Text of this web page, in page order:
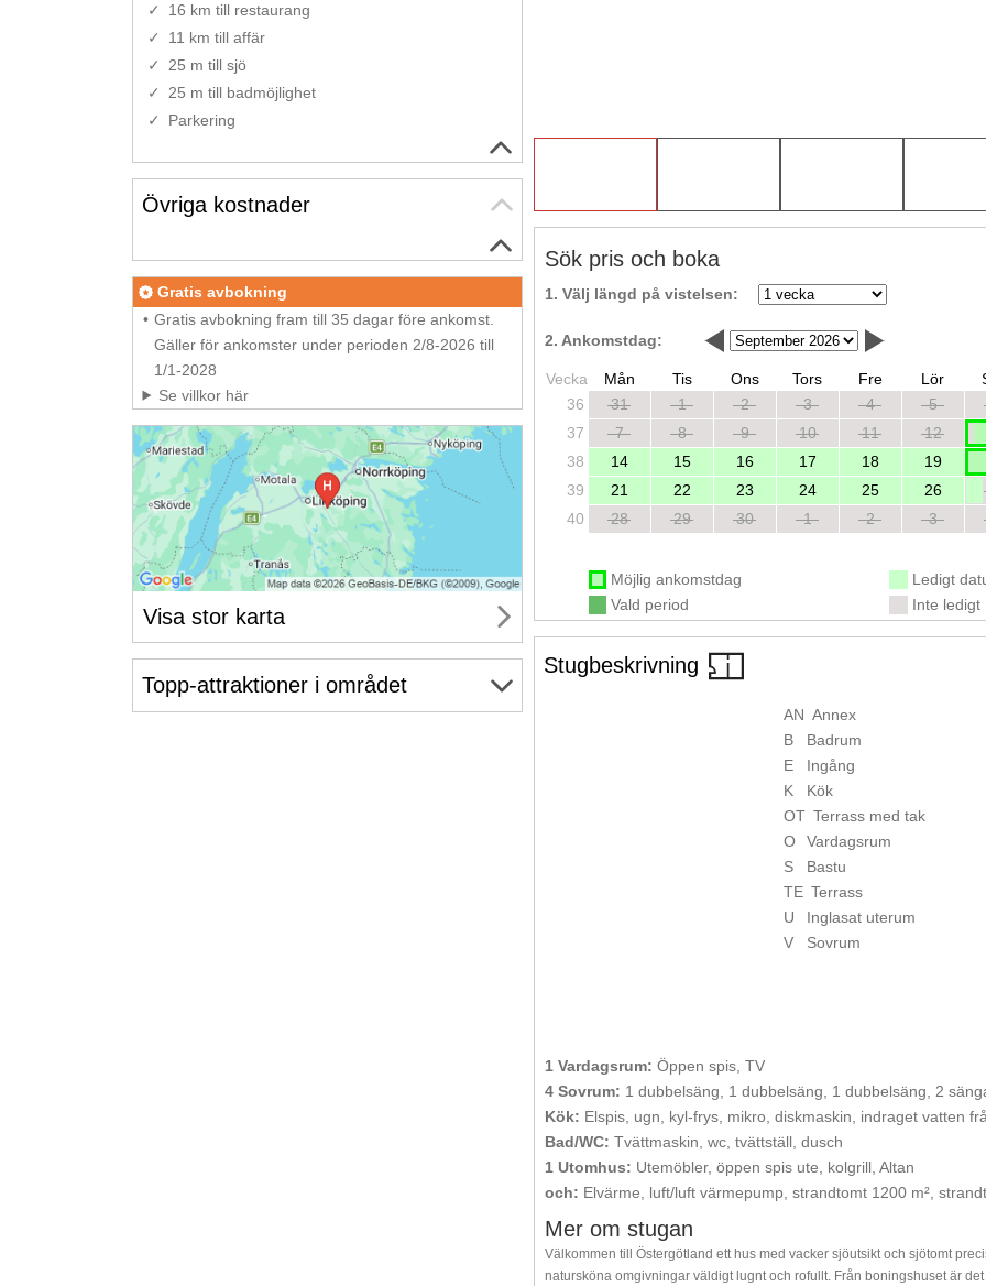
Sök pris och boka
1. Välj längd på vistelsen:
2. Ankomstdag:
Vecka Mån Tis Ons Tors Fre Lör
36
31 1 2 3 4 5
37
7 8 9 10 11 12
38
14 15 16 17 18 19
39
21 22 23 24 25 26
40
28 29 30 1 2 3
Möjlig ankomstdag
Vald period
Ledigt
Inte ledigt
Stugbeskrivning
AN Annex
B
Badrum
E
Ingång
K
Kök
OT Terrass med tak
O
Vardagsrum
S
Bastu
TE Terrass
U
Inglasat uterum
V
Sovrum
1 Vardagsrum: Öppen spis, TV
4 Sovrum: 1 dubbelsäng, 1 dubbelsäng, 1 dubbelsäng, 2
Kök: Elspis, ugn, kyl-frys, mikro, diskmaskin, indraget vatten
Bad/WC: Tvättmaskin, wc, tvättställ, dusch
1 Utomhus: Utemöbler, öppen spis ute, kolgrill, Altan
och: Elvärme, luft/luft värmepump, strandtomt 1200 m²,
Mer om stugan
Välkommen till Östergötland ett hus med vacker sjöutsikt och sjötomt
natursköna omgivningar väldigt lugnt och rofullt. Från boningshuset är
16 km till restaurang
11 km till affär
25 m till sjö
25 m till badmöjlighet
Parkering
Övriga kostnader
Gratis avbokning
Gratis avbokning fram till 35 dagar före ankomst.
Gäller för ankomster under perioden 2/8-2026 till
1/1-2028
Se villkor här
Visa stor karta
Topp-attraktioner i området